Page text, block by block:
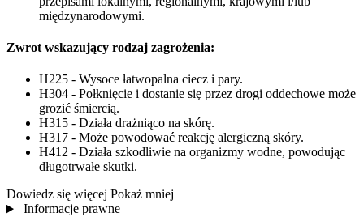
międzynarodowymi.
Zwrot wskazujący rodzaj zagrożenia:
H225 - Wysoce łatwopalna ciecz i pary.
H304 - Połknięcie i dostanie się przez drogi oddechowe może
grozić śmiercią.
H315 - Działa drażniąco na skórę.
H317 - Może powodować reakcję alergiczną skóry.
H412 - Działa szkodliwie na organizmy wodne, powodując
długotrwałe skutki.
Dowiedz się więcej Pokaż mniej
Informacje prawne